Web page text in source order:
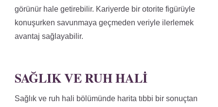
görünür hale getirebilir. Kariyerde bir otorite figürüyle
konuşurken savunmaya geçmeden veriyle ilerlemek
avantaj sağlayabilir.
SAĞLIK VE RUH HALI
Sağlık ve ruh hali bölümünde harita tıbbi bir sonuçtan